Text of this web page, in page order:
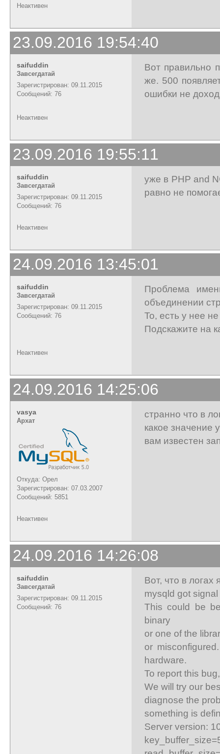
Неактивен
23.09.2016 19:54:40
saifuddin
Завсегдатай
Зарегистрирован: 09.11.2015
Сообщений: 76
Вот правильно
же. 500
ошибки не
Неактивен
23.09.2016 19:55:11
saifuddin
Завсегдатай
Зарегистрирован: 09.11.2015
Сообщений: 76
уже в PHP and
равно не
Неактивен
24.09.2016 13:45:01
saifuddin
Завсегдатай
Зарегистрирован: 09.11.2015
Сообщений: 76
Проблема
объединении
То, есть у нее
Подскажите на
Неактивен
24.09.2016 14:25:06
vasya
Архат
Откуда: Орел
Зарегистрирован: 07.03.2007
Сообщений: 5851
странно что в
какое значение
вам известен
Неактивен
24.09.2016 14:26:08
saifuddin
Завсегдатай
Зарегистрирован: 09.11.2015
Сообщений: 76
Вот, что в логах
mysqld got signal
This could be
binary
or one of the
or
hardware.
To report this
We will try our
diagnose the
something is
Server version: